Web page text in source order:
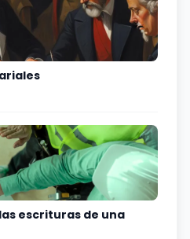
escrituras de una